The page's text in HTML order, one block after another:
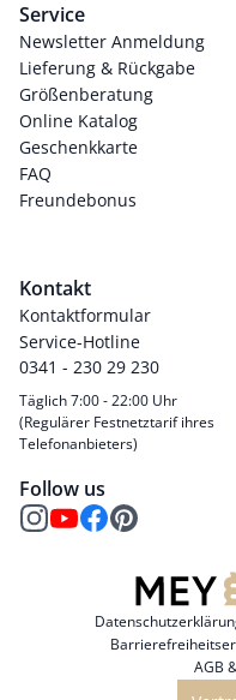
Service
Newsletter Anmeldung
Lieferung & Rückgabe
Größenberatung
Online Katalog
Geschenkkarte
FAQ
Freundebonus
Kontakt
Kontaktformular
Service-Hotline
0341 - 230 29 230
Täglich 7:00 - 22:00 Uhr
(Regulärer Festnetztarif ihres
Telefonanbieters)
Follow us
AGB